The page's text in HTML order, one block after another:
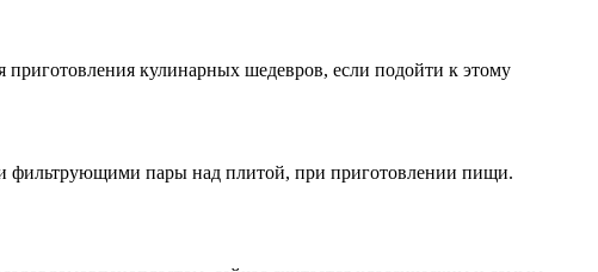
кулинарных шедевров, если подойти к этому
фильтрующими пары над плитой, при приготовлении пищи.